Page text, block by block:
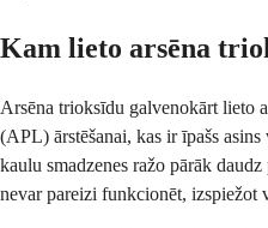
Kam lieto arsēna
Arsēna trioksīdu galvenokārt lieto
(APL) ārstēšanai, kas ir īpašs
kaulu smadzenes ražo pārāk
nevar pareizi funkcionēt, izspiežot